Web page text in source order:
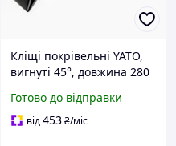
Кліщі покрівельні YATO,
вигнуті 45°, довжина 280
обробки черепиці та
металу.
Готово до відправки
від453₴/міс